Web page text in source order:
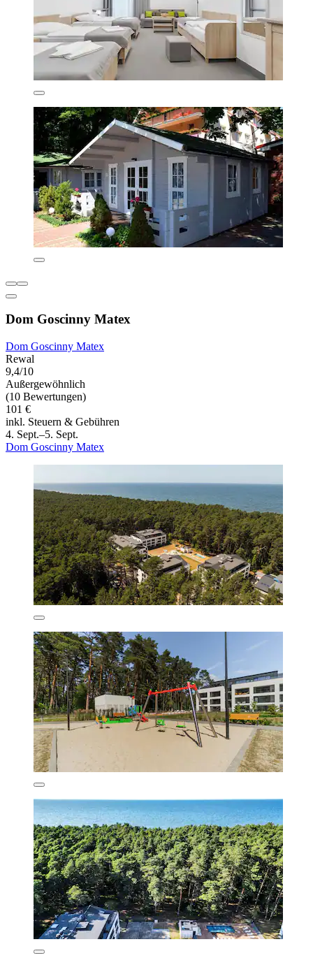
Dom Goscinny Matex
Dom Goscinny Matex
Rewal
9,4/10
Außergewöhnlich
(10 Bewertungen)
101 €
inkl. Steuern & Gebühren
4. Sept.–5. Sept.
Dom Goscinny Matex